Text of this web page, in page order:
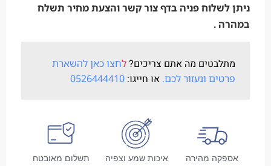
ניתן לשלוח פניה בדף צור קשר והצעת מחיר תשלח
במהרה .
מתלבטים מה אתם צריכים?לחצו כאן להשארת
פרטים ונעזור לכם. או חייגו: 0526444410
אספקה מהירה איכות שמע וצפיה תשלום מאובטח